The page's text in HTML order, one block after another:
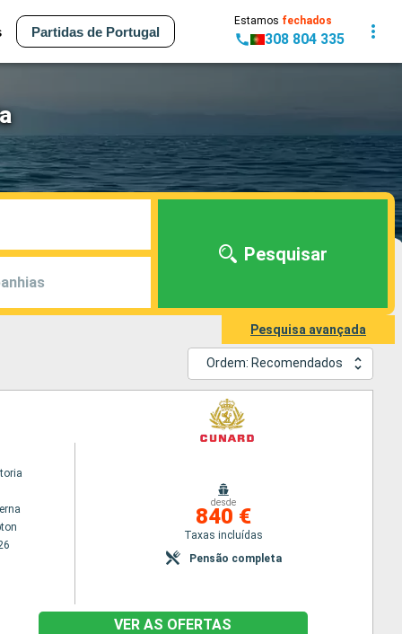
Partidas de Portugal
Estamos fechados
308 804 335
Pesquisar
Pesquisa avançada
Ordem: Recomendados
desde
840 €
Taxas incluídas
Pensão completa
VER AS OFERTAS